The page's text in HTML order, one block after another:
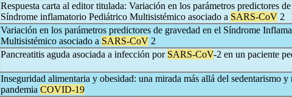
Respuesta carta al editor titulada: Variación en los parámetros predictores
Síndrome inflamatorio Pediátrico Multisistémico asociado a SARS-CoV 2
Variación en los parámetros predictores de gravedad en el Síndrome
Multisistémico asociado a SARS-CoV 2
Pancreatitis aguda asociada a infección por SARS-CoV-2 en un paciente
Inseguridad alimentaria y obesidad: una mirada más allá del sedentarismo
pandemia COVID-19